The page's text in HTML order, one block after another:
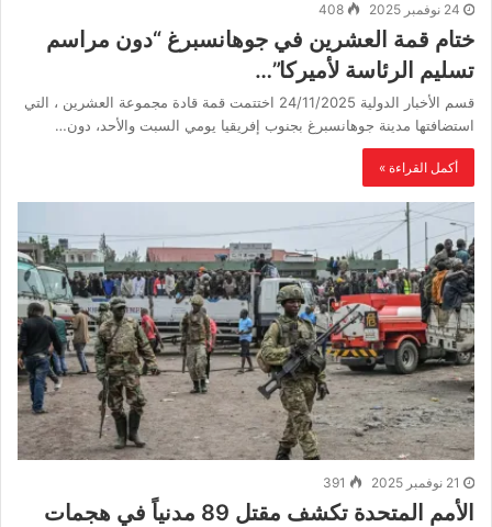
24 نوفمبر 2025 408
ختام قمة العشرين في جوهانسبرغ “دون مراسم
تسليم الرئاسة لأميركا”…
قسم الأخبار الدولية 24/11/2025 اختتمت قمة قادة مجموعة العشرين ، التي
استضافتها مدينة جوهانسبرغ بجنوب إفريقيا يومي السبت والأحد، دون…
أكمل القراءة »
21 نوفمبر 2025 391
الأمم المتحدة تكشف مقتل 89 مدنياً في هجمات